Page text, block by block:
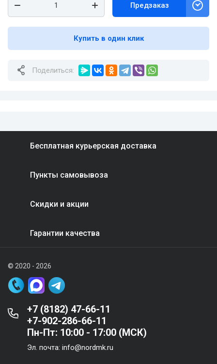
Предзаказ
Купить в один клик
Поделиться:
Бесплатная курьерская доставка
Пункты самовывоза
Скидки и акции
Гарантии качества
© 2020 - 2026
+7 (8182) 47-66-11
+7-902-286-66-11
Пн-Пт: 10:00 - 17:00 (МСК)
Эл. почта: info@nordmk.ru